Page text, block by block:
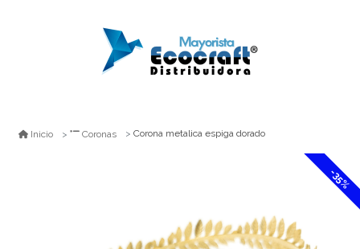
Inicio Coronas Corona metalica espiga dorado
-35%